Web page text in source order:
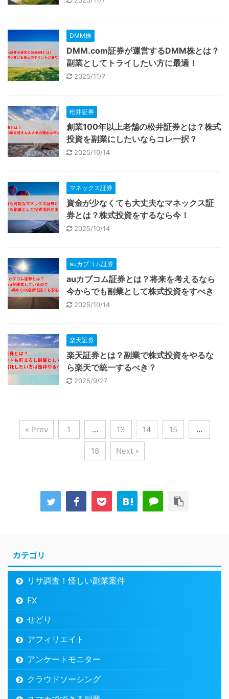
DMM株
DMM.com証券が運営するDMM株とは？
副業としてトライしたい方に最適！
2025/11/7
松井証券
創業100年以上老舗の松井証券とは？株式
投資を副業にしたいならコレ一択？
2025/10/14
マネックス証券
資金が少なくても大丈夫なマネックス証
券とは？株式投資をするなら今！
2025/10/14
auカブコム証券
auカブコム証券とは？将来を考えるなら
今からでも副業として株式投資をすべき
2025/10/14
楽天証券
楽天証券とは？副業で株式投資をやるな
ら楽天で統一するべき？
2025/9/27
« Prev 1 … 13 14 15 …
18 Next »
カテゴリ
リサ調査！怪しい副業案件
FX
せどり
アフィリエイト
アンケートモニター
クラウドソーシング